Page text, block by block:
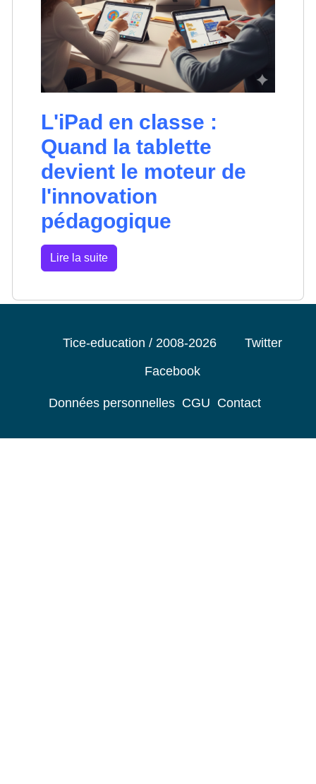
L'iPad en classe :
Quand la tablette
devient le moteur de
l'innovation
pédagogique
Lire la suite
Tice-education / 2008-2026
Twitter
Facebook
Données personnelles CGU Contact